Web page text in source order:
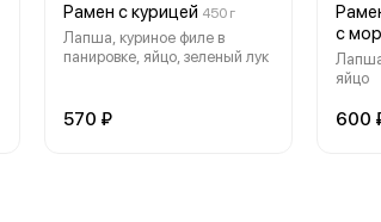
Рамен с курицей 450 г
Лапша, куриное филе в
панировке, яйцо, зеленый лук
570 ₽
с
яйцо
600